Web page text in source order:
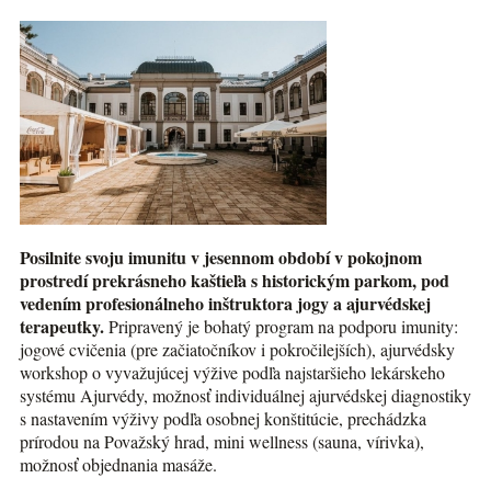
Posilnite svoju imunitu v jesennom období v pokojnom
prostredí prekrásneho kaštieľa s historickým parkom, pod
vedením profesionálneho inštruktora jogy a ajurvédskej
terapeutky.Pripravený je bohatý program na podporu imunity:
jogové cvičenia (pre začiatočníkov i pokročilejších), ajurvédsky
workshop o vyvažujúcej výžive podľa najstaršieho lekárskeho
systému Ajurvédy, možnosť individuálnej ajurvédskej diagnostiky
s nastavením výživy podľa osobnej konštitúcie, prechádzka
prírodou na Považský hrad, mini wellness (sauna, vírivka),
možnosť objednania masáže.